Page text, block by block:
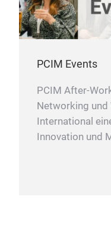
PCIM Events
PCIM After-
Networking und
International
Innovation und